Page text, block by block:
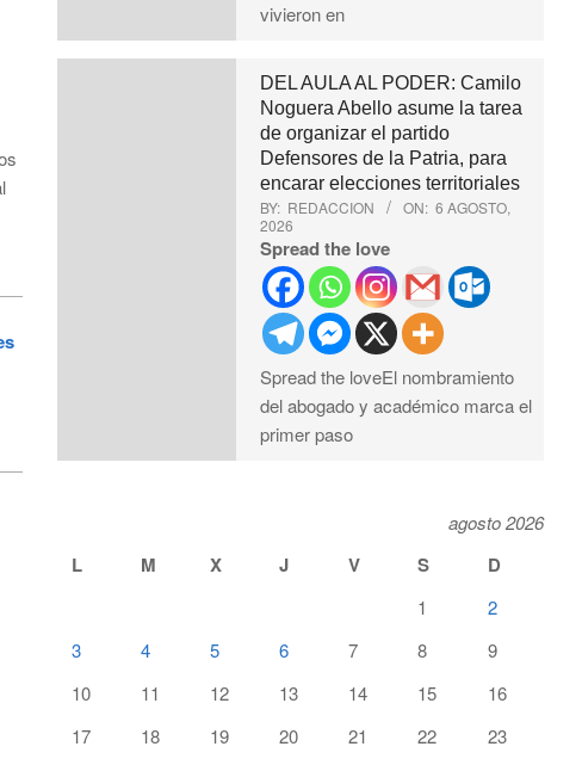
vivieron en
DEL AULA AL PODER: Camilo
Noguera Abello asume la tarea
de organizar el partido
Defensores de la Patria, para
encarar elecciones territoriales
BY: REDACCION ON: 6 AGOSTO,
2026
Spread the love
Spread the loveEl nombramiento
del abogado y académico marca el
primer paso
agosto 2026
L M X J V S D
1
2
3
4 5 6 7 8
9
10
11 12 13 14 15
16
17
18 19 20 21 22
23